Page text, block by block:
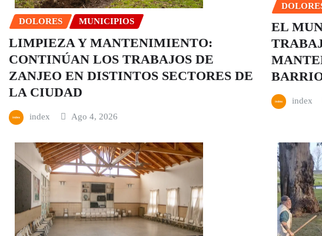
DOLORES MUNICIPIOS
LIMPIEZA Y MANTENIMIENTO:
CONTINÚAN LOS TRABAJOS DE
ZANJEO EN DISTINTOS SECTORES DE
LA CIUDAD
index Ago 4, 2026
EL
index